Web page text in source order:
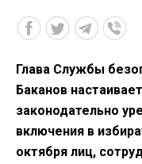
Глава Службы
Баканов
законодательно
включения в
октября лиц,